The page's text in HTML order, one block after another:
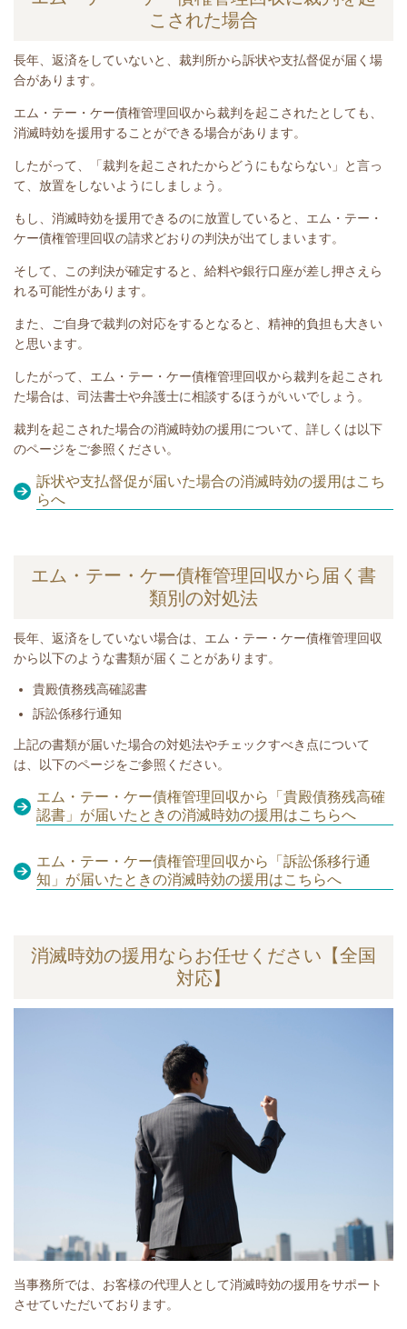
こされた場合
長年、 返済をしていないと
、裁判所から訴状や支払督促が届く場
合があります。
エム・テー・ケー債権管理回収から裁判を起こされたとしても、
消滅時効を援用することができる場合があります。
したがって、「裁判を起こされたからどうにもならない」と言っ
て、放置をしないようにしましょう。
もし、消滅時効を援用できるのに放置していると、 エム・テー・
ケー債権管理回収の請求どおりの判決が出てしまいます。
そして、この判決が確定すると、給料や銀行口座が差し押さえら
れる可能性があります。
また、ご自身で裁判の対応をするとなると、精神的負担も大きい
と思います。
したがって、 エム・テー・ケー債権管理回収から裁判を起こされ
た場合は、司法書士や弁護士に相談するほうがいいでしょう。
裁判を起こされた場合の消滅時効の援用について、詳しくは以下
のページをご参照ください。
訴状や支払督促が届いた場合の消滅時効の援用はこち
らへ
エム・テー・ケー債権管理回収から届く書
類別の対処法
長年、 返済をしていない場合は、 エム・テー・ケー債権管理回収
から以下のような書類が届くことがあります。
​貴殿債務残高確認書
訴訟係移行通知
​​上記の書類が届いた場合の対処法やチェックすべき点について
は、以下のページをご参照ください。
エム・テー・ケー債権管理回収から「貴殿債務残高確
認書」が届いたときの消滅時効の援用はこちらへ
エム・テー・ケー債権管理回収から「訴訟係移行通
知」が届いたときの消滅時効の援用はこちらへ
消滅時効の援用ならお任せください【全国
対応】
当事務所では、お客様の代理人として消滅時効の援用をサポート
させていただいております。